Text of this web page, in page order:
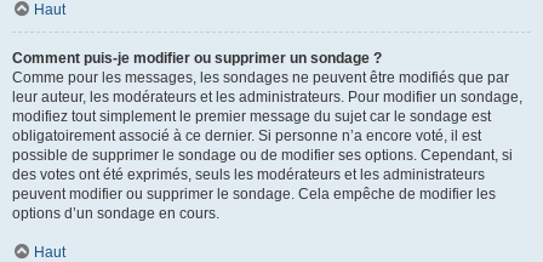
Haut
Comment puis-je modifier ou supprimer un sondage ?
Comme pour les messages, les sondages ne peuvent être modifiés que par
leur auteur, les modérateurs et les administrateurs. Pour modifier un sondage,
modifiez tout simplement le premier message du sujet car le sondage est
obligatoirement associé à ce dernier. Si personne n’a encore voté, il est
possible de supprimer le sondage ou de modifier ses options. Cependant, si
des votes ont été exprimés, seuls les modérateurs et les administrateurs
peuvent modifier ou supprimer le sondage. Cela empêche de modifier les
options d’un sondage en cours.
Haut